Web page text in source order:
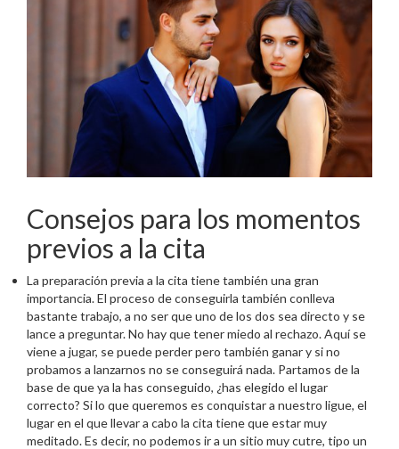
Consejos para los momentos
previos a la cita
La preparación previa a la cita tiene también una gran
importancia. El proceso de conseguirla también conlleva
bastante trabajo, a no ser que uno de los dos sea directo y se
lance a preguntar. No hay que tener miedo al rechazo. Aquí se
viene a jugar, se puede perder pero también ganar y si no
probamos a lanzarnos no se conseguirá nada. Partamos de la
base de que ya la has conseguido, ¿has elegido el lugar
correcto? Si lo que queremos es conquistar a nuestro ligue, el
lugar en el que llevar a cabo la cita tiene que estar muy
meditado. Es decir, no podemos ir a un sitio muy cutre, tipo un